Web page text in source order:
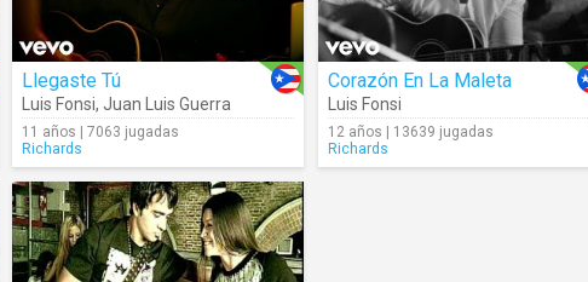
Llegaste Tú
Luis Fonsi, Juan Luis Guerra
11 años | 7063 jugadas
Richards
Corazón En La Maleta
Luis Fonsi
12 años | 13639 jugadas
Richards